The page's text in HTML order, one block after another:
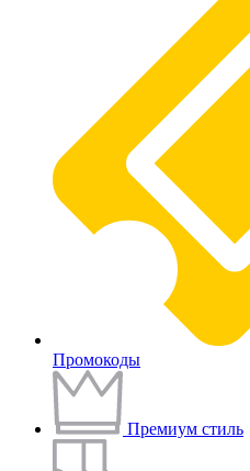
Промокоды
Премиум стиль